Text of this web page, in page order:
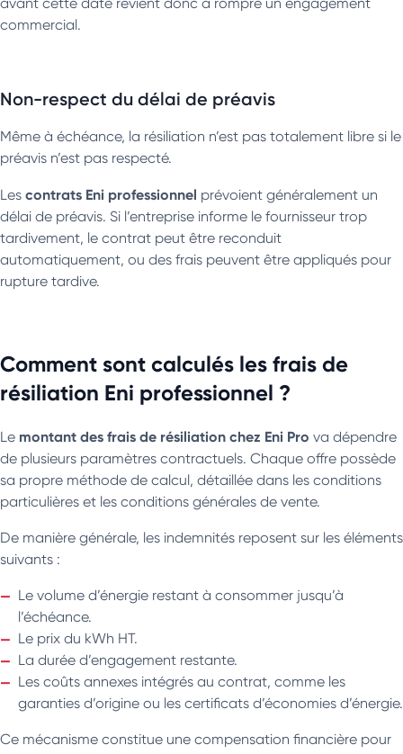
commercial.
Non-respect du délai de préavis
Même à échéance, la résiliation n’est pas totalement libre si le
préavis n’est pas respecté.
Les contrats Eni professionnel prévoient généralement un
délai de préavis. Si l’entreprise informe le fournisseur trop
tardivement, le contrat peut être reconduit
automatiquement, ou des frais peuvent être appliqués pour
rupture tardive.
Comment sont calculés les frais de
résiliation Eni professionnel ?
Le montant des frais de résiliation chez Eni Pro va dépendre
de plusieurs paramètres contractuels. Chaque offre possède
sa propre méthode de calcul, détaillée dans les conditions
particulières et les conditions générales de vente.
De manière générale, les indemnités reposent sur les éléments
suivants :
Le volume d’énergie restant à consommer jusqu’à
l’échéance.
Le prix du kWh HT.
La durée d’engagement restante.
Les coûts annexes intégrés au contrat, comme les
garanties d’origine ou les certificats d’économies d’énergie.
Ce mécanisme constitue une compensation financière pour